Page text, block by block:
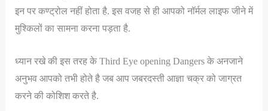
इन पर कण्ट्रोल नहीं होता है. इस वजह से ही आपको नॉर्मल लाइफ जीने में
मुश्किलों का सामना करना पड़ता है.
ध्यान रखे की इस तरह के Third Eye opening Dangers के अनजाने
अनुभव आपको तभी होते है जब आप जबरदस्ती आज्ञा चक्र को जाग्रत
करने की कोशिश करते है.